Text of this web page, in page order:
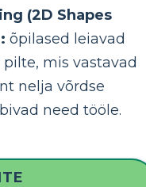
(2D Shapes
õpilased leiavad
mis vastavad
nelja võrdse
need tööle.